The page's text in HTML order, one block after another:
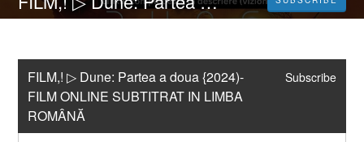
FILM,! ▷ Dune: Partea a doua {2024)-
FILM ONLINE SUBTITRAT IN LIMBA
ROMÂNĂ
Subscribe